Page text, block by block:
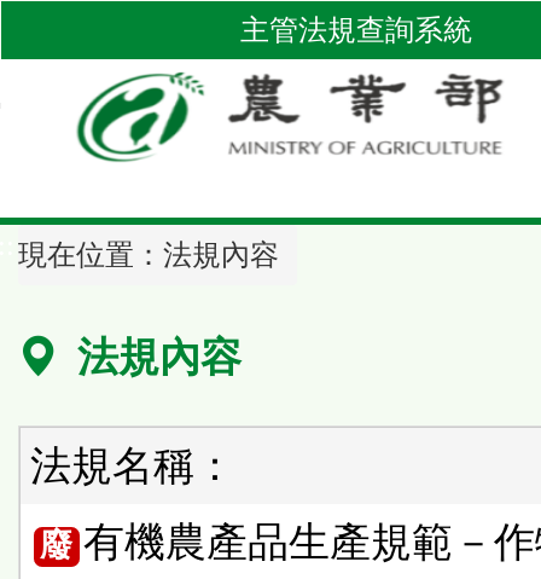
到
區
塊
主管法規查詢系統
現在位置： 法規內容
法規內容
法規名稱：
廢 有機農產品生產規範－